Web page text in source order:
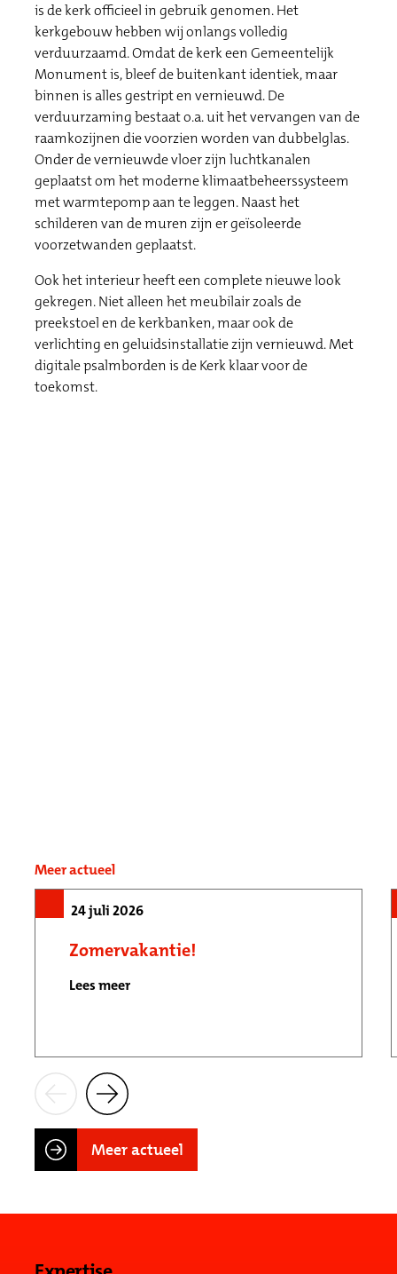
is de kerk officieel in gebruik genomen. Het
kerkgebouw hebben wij onlangs volledig
verduurzaamd. Omdat de kerk een Gemeentelijk
Monument is, bleef de buitenkant identiek, maar
binnen is alles gestript en vernieuwd. De
verduurzaming bestaat o.a. uit het vervangen van de
raamkozijnen die voorzien worden van dubbelglas.
Onder de vernieuwde vloer zijn luchtkanalen
geplaatst om het moderne klimaatbeheerssysteem
met warmtepomp aan te leggen. Naast het
schilderen van de muren zijn er geïsoleerde
voorzetwanden geplaatst.
Ook het interieur heeft een complete nieuwe look
gekregen. Niet alleen het meubilair zoals de
preekstoel en de kerkbanken, maar ook de
verlichting en geluidsinstallatie zijn vernieuwd. Met
digitale psalmborden is de Kerk klaar voor de
toekomst.
Meer actueel
24 juli 2026
Zomervakantie!
Lees meer
Meer actueel